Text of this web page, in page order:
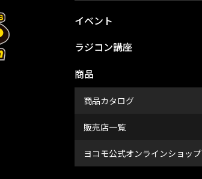
イベント
ラジコン講座
商品
商品カタログ
販売店一覧
ヨコモ公式オンラインショップ